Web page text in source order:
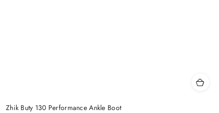
Zhik Buty 130 Performance Ankle Boot